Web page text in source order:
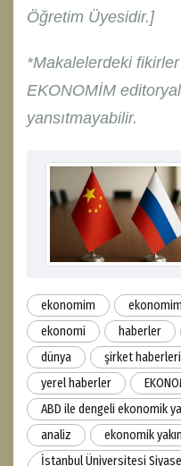
Öğretim Üyesidir.]
*Makalelerdeki
EKONOMİM editoryal
yansıtmayabilir.
ekonomim
ekonomi
haberler
dünya
şirket haberleri
yerel haberler
ABD ile dengeli ekonomik
analiz
ekonomik
İstanbul Üniversitesi